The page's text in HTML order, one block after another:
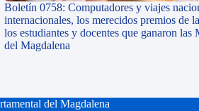
Boletín 0758: Computadores y viajes
internacionales, los merecidos premios de
los estudiantes y docentes que ganaron las
del Magdalena
del Magdalena